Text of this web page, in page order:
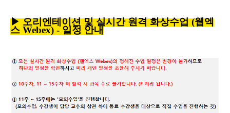
▶오리엔테이션 및 실시간 원격 화상수업 (웹엑
스 Webex) - 일정 안내